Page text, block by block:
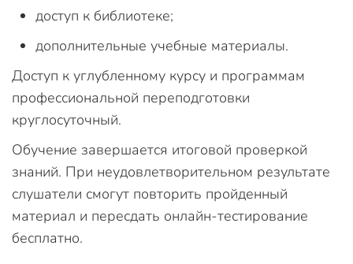
доступ к библиотеке;
дополнительные учебные материалы.
Доступ к углубленному курсу и программам
профессиональной переподготовки
круглосуточный.
Обучение завершается итоговой проверкой
знаний. При неудовлетворительном результате
слушатели смогут повторить пройденный
материал и пересдать онлайн-тестирование
бесплатно.